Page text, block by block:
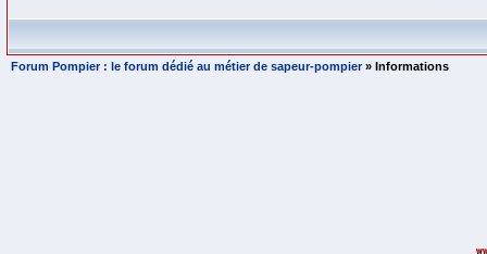
Forum Pompier : le forum dédié au métier de sapeur-pompier» Informations